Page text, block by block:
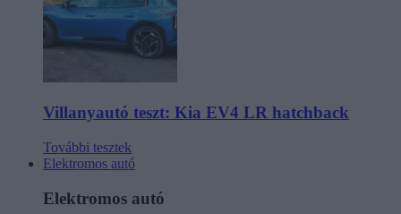
Villanyautó teszt: Kia EV4 LR hatchback
További tesztek
Elektromos autó
Elektromos autó